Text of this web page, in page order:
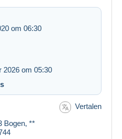
om 06:30
2026 om 05:30
Vertalen
Bogen, **